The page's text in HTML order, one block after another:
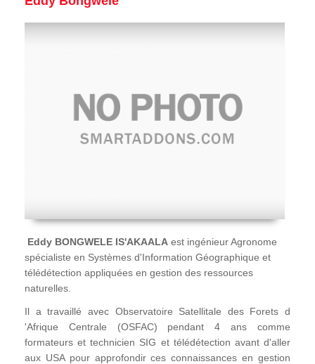
Eddy BONGWELE IS'AKAALA est ingénieur Agronome
spécialiste en Systèmes d'Information Géographique et
télédétection appliquées en gestion des ressources
naturelles.
Il a travaillé avec Observatoire Satellitale des Forets d
'Afrique Centrale (OSFAC) pendant 4 ans comme
formateurs et technicien SIG et télédétection avant d'aller
aux USA pour approfondir ces connaissances en gestion